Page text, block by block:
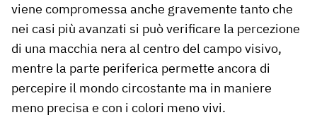
viene compromessa anche gravemente tanto che
nei casi più avanzati si può verificare la percezione
di una macchia nera al centro del campo visivo,
mentre la parte periferica permette ancora di
percepire il mondo circostante ma in maniere
meno precisa e con i colori meno vivi.